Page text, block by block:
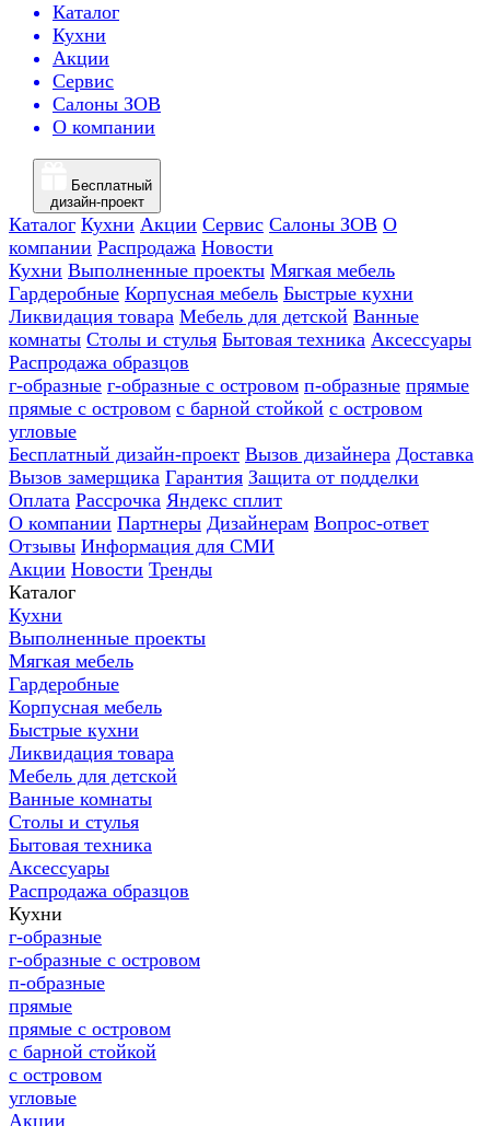
Каталог
Кухни
Акции
Сервис
Салоны ЗОВ
О компании
Бесплатный
дизайн-проект
Каталог Кухни Акции Сервис Салоны ЗОВ О
компании Распродажа Новости
Кухни Выполненные проекты Мягкая мебель
Гардеробные Корпусная мебель Быстрые кухни
Ликвидация товара Мебель для детской Ванные
комнаты Столы и стулья Бытовая техника Аксессуары
Распродажа образцов
г-образные г-образные с островом п-образные прямые
прямые с островом с барной стойкой с островом
угловые
Бесплатный дизайн-проект Вызов дизайнера Доставка
Вызов замерщика Гарантия Защита от подделки
Оплата Рассрочка Яндекс сплит
О компании Партнеры Дизайнерам Вопрос-ответ
Отзывы Информация для СМИ
Акции Новости Тренды
Каталог
Кухни
Выполненные проекты
Мягкая мебель
Гардеробные
Корпусная мебель
Быстрые кухни
Ликвидация товара
Мебель для детской
Ванные комнаты
Столы и стулья
Бытовая техника
Аксессуары
Распродажа образцов
Кухни
г-образные
г-образные с островом
п-образные
прямые
прямые с островом
с барной стойкой
с островом
угловые
Акции